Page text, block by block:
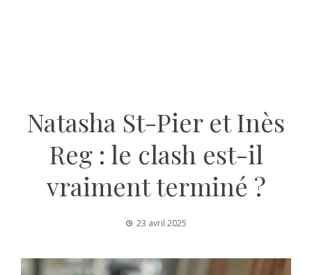
Natasha St-Pier et Inès
Reg : le clash est-il
vraiment terminé ?
23 avril 2025